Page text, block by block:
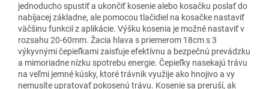
jednoducho spustiť a ukončiť kosenie alebo kosačku poslať do
nabíjacej základne, ale pomocou tlačidiel na kosačke nastaviť
väčšinu funkcií z aplikácie. Výšku kosenia je možné nastaviť v
rozsahu 20-60mm. Žacia hlava s priemerom 18cm s 3
výkyvnými čepieľkami zaisťuje efektívnu a bezpečnú prevádzku
a mimoriadne nízku spotrebu energie. Čepieľky nasekajú trávu
na veľmi jemné kúsky, ktoré trávnik využije ako hnojivo a vy
nemusíte upratovať pokosenú trávu. Kosenie sa preruší, ak